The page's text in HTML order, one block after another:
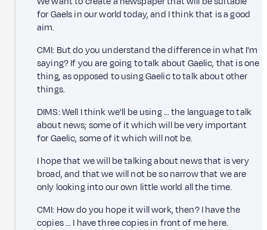
for Gaels in our world today, and I think that is a good
aim.
CMI: But do you understand the difference in what I'm
saying? If you are going to talk about Gaelic, that is one
thing, as opposed to using Gaelic to talk about other
things.
DIMS: Well I think we'll be using … the language to talk
about news; some of it which will be very important
for Gaelic, some of it which will not be.
I hope that we will be talking about news that is very
broad, and that we will not be so narrow that we are
only looking into our own little world all the time.
CMI: How do you hope it will work, then? I have the
copies … I have three copies in front of me here.